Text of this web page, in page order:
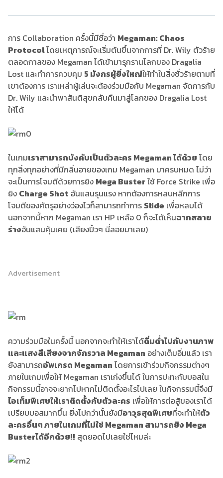
การ Collaboration ครั้งนี้มีชื่อว่า Megaman: Chaos
Protocolโดยเหตุการณ์จะเริ่มต้นขึ้นจากการที่ Dr. Wily ตัวร้าย
ตลอดกาลของ Megaman ได้เข้ามารุกรานโลกของ Dragalia
Lost และทำการควบคุม 5 มังกรผู้ยิ่งใหญ่ให้ทำในสิ่งชั่วร้ายตามที่
เขาต้องการ เราเหล่าผู้เล่นจะต้องร่วมมือกับ Megaman จัดการกับ
Dr. Wily และนำพาสันติสุขกลับคืนมาสู่โลกของ Dragalia Lost
ให้ได้
ในเกมเราสามารถบังคับเป็นตัวละคร Megaman ได้ด้วย โดย
ทุกสิ่งทุกอย่างที่มีกลิ่นอายของเกม Megaman มาครบหมด ไม่ว่า
จะเป็นการโจมตีด้วยการยิง Mega Busterใช้ Force Strike เพื่อ
ยิง Charge Shot อันแสนรุนแรง หากต้องการหลบหลีกการ
โจมตีของศัตรูอย่างว่องไวก็สามารถทำการ Slide เพื่อหลบได้
นอกจากนี้หาก Megaman เรา HP เหลือ 0 ก็จะได้เห็นฉากสลาย
ร่างอันแสนคุ้นเคย (เสียงปิ้วๆ นี่ลอยมาเลย)
Advertisement
ความร่วมมือในครั้งนี้ นอกจากจะทำให้เราได้ดื่มด่ำไปกับงานภาพ
และแสงสีเสียงจากจักรวาล Megaman อย่างเต็มอิ่มแล้ว เรา
ยังสามารถอัพเกรด Megaman โดยการเข้าร่วมกิจกรรมต่างๆ
ภายในเกมเพื่อให้ Megaman เราเก่งขึ้นได้ ในการปะทะกับบอสใน
กิจกรรมนี้อาจจะยากไปหากไม่ติดตั้งอะไรไปเลย ในกิจกรรมนี้จึงมี
ไอเท็มพิเศษให้เราติดตั้งกับตัวละคร เพื่อให้การต่อสู้ของเราได้
เปรียบบอสมากขึ้น ยิ่งไปกว่านั้นยังมีอาวุธสุดพิเศษที่จะทำให้ตัว
ละครอื่นๆ ภายในเกมที่ไม่ใช่ Megaman สามารถยิง Mega
Busterได้อีกด้วย!! สุดยอดไปเลยใช่ไหมล่ะ